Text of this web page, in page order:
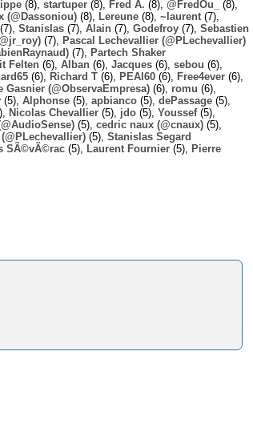
(8), startuper (8), Fred A. (8), @FredOu_
(8),
(@Dassoniou) (8), Lereune (8), ~laurent (7),
(7), Stanislas (7), Alain (7), Godefroy (7), Sebastien
(7),
Pascal Lechevallier (@PLechevallier)
(7),
Partech Shaker
Felten (6), Alban (6), Jacques (6), sebou (6),
(6), Richard T (6), PEAI60 (6), Free4ever (6),
Gasnier (@ObservaEmpresa) (6), romu (6),
(5), Alphonse (5), apbianco (5), dePassage (5),
Nicolas Chevallier (5), jdo (5), Youssef(5),
(5), cedric naux (@cnaux) (5),
(5), Stanislas Segard
SÃ©vÃ©rac (5), Laurent Fournier (5),
Pierre